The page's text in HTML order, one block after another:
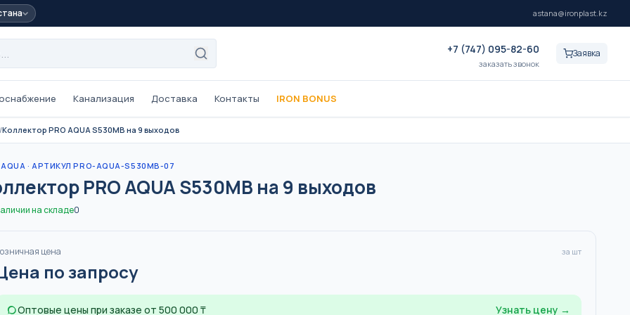
astana@ironplast.kz
+7 (747) 095-82-60
заказать звонок
Заявка
PE-Xb,
Трубы из сшитого
One Plus ·PE-Xa/EVOH, 16–32 мм,
для тёплого пола
ОТОПЛЕНИЕ ТЁПЛЫЙ ПОЛ
мм
Канализация Доставка Контакты IRON BONUS
/Коллектор PRO AQUA S530MB на 9 выходов
· АРТИКУЛ PRO-AQUA-S530MB-07
PRO AQUA S530MB на 9 выходов
на складе0
цена за шт
по запросу
Оптовые цены при заказе от 500 000 ₸ Узнать цену →